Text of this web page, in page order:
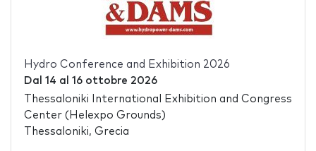
Hydro Conference and Exhibition 2026
Dal 14 al 16 ottobre 2026
Thessaloniki International Exhibition and Congress
Center (Helexpo Grounds)
Thessaloniki, Grecia